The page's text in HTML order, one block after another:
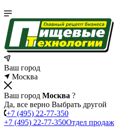
Ваш город
Москва
Ваш город Москва ?
Да, все верно Выбрать другой
+7 (495) 22-77-350
+7 (495) 22-77-350Отдел продаж